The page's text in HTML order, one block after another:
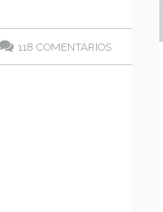
118 COMENTÁRIOS